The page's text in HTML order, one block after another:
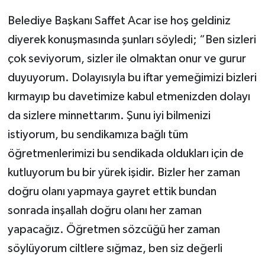
Belediye Başkanı Saffet Acar ise hoş geldiniz
diyerek konuşmasında şunları söyledi; “Ben sizleri
çok seviyorum, sizler ile olmaktan onur ve gurur
duyuyorum. Dolayısıyla bu iftar yemeğimizi bizleri
kırmayıp bu davetimize kabul etmenizden dolayı
da sizlere minnettarım. Şunu iyi bilmenizi
istiyorum, bu sendikamıza bağlı tüm
öğretmenlerimizi bu sendikada oldukları için de
kutluyorum bu bir yürek işidir. Bizler her zaman
doğru olanı yapmaya gayret ettik bundan
sonrada inşallah doğru olanı her zaman
yapacağız. Öğretmen sözcüğü her zaman
söylüyorum ciltlere sığmaz, ben siz değerli